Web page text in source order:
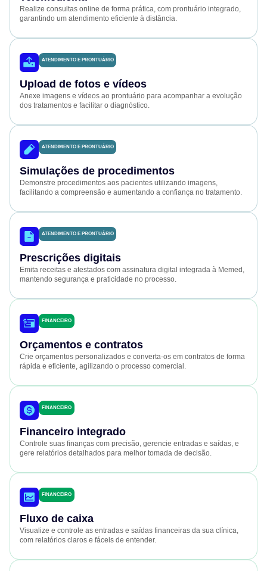
Realize consultas online de forma prática, com prontuário integrado,
garantindo um atendimento eficiente à distância.
ATENDIMENTO E PRONTUÁRIO
Upload de fotos e vídeos
Anexe imagens e vídeos ao prontuário para acompanhar a evolução
dos tratamentos e facilitar o diagnóstico.
ATENDIMENTO E PRONTUÁRIO
Simulações de procedimentos
Demonstre procedimentos aos pacientes utilizando imagens,
facilitando a compreensão e aumentando a confiança no tratamento.
ATENDIMENTO E PRONTUÁRIO
Prescrições digitais
Emita receitas e atestados com assinatura digital integrada à Memed,
mantendo segurança e praticidade no processo.
FINANCEIRO
Orçamentos e contratos
Crie orçamentos personalizados e converta-os em contratos de forma
rápida e eficiente, agilizando o processo comercial.
FINANCEIRO
Financeiro integrado
Controle suas finanças com precisão, gerencie entradas e saídas, e
gere relatórios detalhados para melhor tomada de decisão.
FINANCEIRO
Fluxo de caixa
Visualize e controle as entradas e saídas financeiras da sua clínica,
com relatórios claros e fáceis de entender.